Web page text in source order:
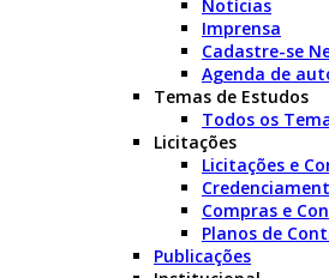
Notícias
Imprensa
Cadastre-se
Agenda de
Temas de Estudos
Todos os
Licitações
Licitações e
Compras e
Planos de
Publicações